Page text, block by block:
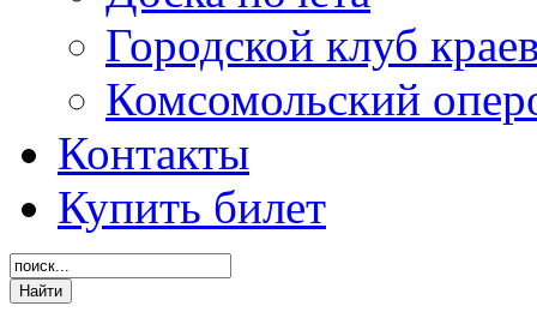
Городской клуб
Комсомольский
Контакты
Купить билет